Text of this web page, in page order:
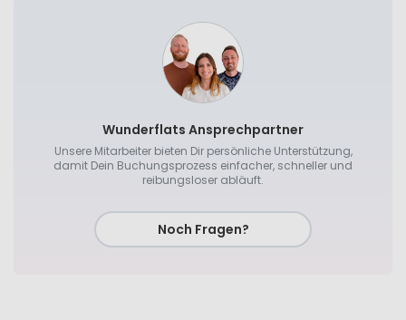
Wunderflats Ansprechpartner
Unsere Mitarbeiter bieten Dir persönliche Unterstützung,
damit Dein Buchungsprozess einfacher, schneller und
reibungsloser abläuft.
Noch Fragen?